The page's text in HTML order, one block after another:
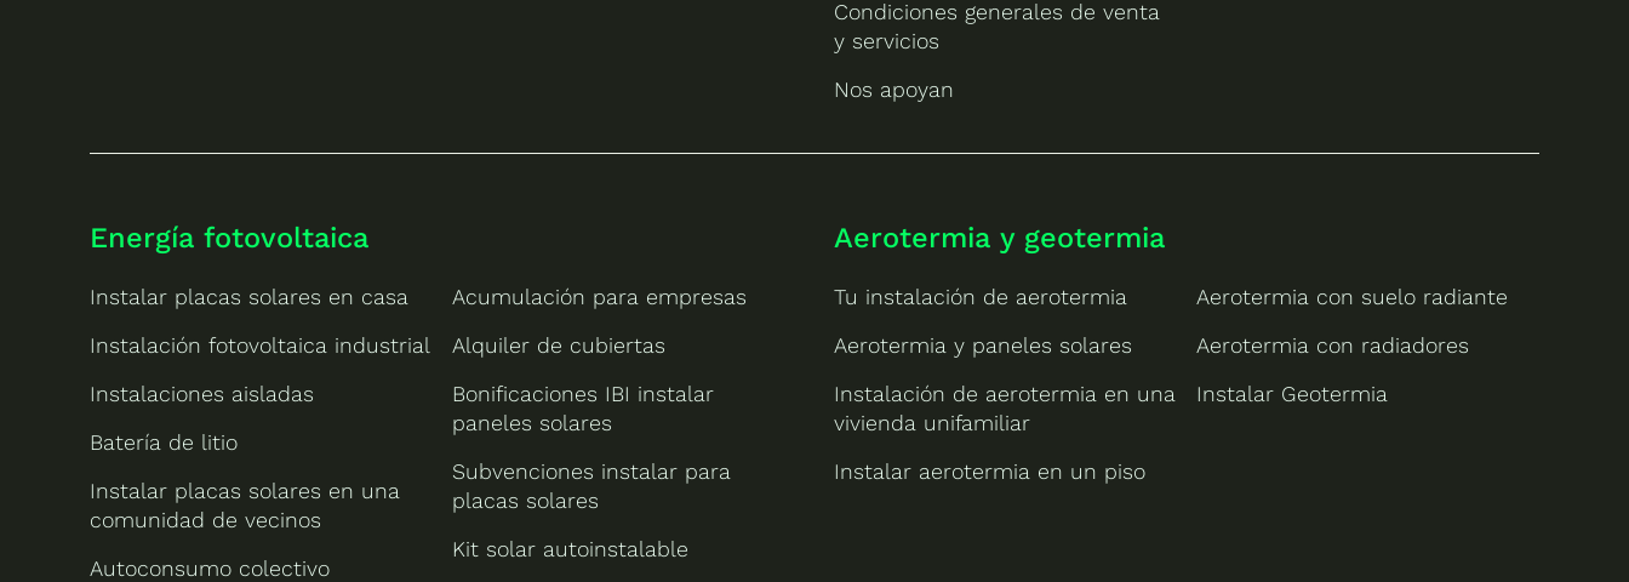
Condiciones generales de venta
y servicios
Nos apoyan
Energía fotovoltaica
Instalar placas solares en casa
Instalación fotovoltaica industrial
Instalaciones aisladas
Batería de litio
Instalar placas solares en una
comunidad de vecinos
Autoconsumo colectivo
Acumulación para empresas
Alquiler de cubiertas
Bonificaciones IBI instalar
paneles solares
Subvenciones instalar para
placas solares
Kit solar autoinstalable
Aerotermia y geotermia
Tu instalación de aerotermia
Aerotermia y paneles solares
Instalación de aerotermia en una
vivienda unifamiliar
Instalar aerotermia en un piso
Aerotermia con suelo radiante
Aerotermia con radiadores
Instalar Geotermia